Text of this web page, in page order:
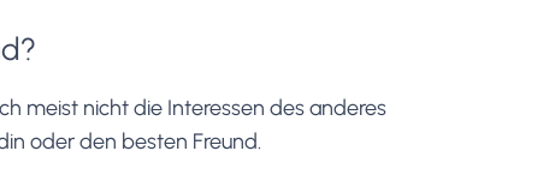
meist nicht die Interessen des anderes
oder den besten Freund.